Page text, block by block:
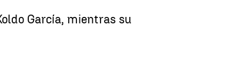
García, mientras su